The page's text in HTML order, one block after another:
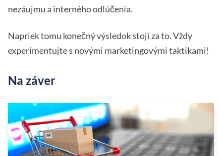
nezáujmu a interného odlúčenia.
Napriek tomu konečný výsledok stojí za to. Vždy
experimentujte s novými marketingovými taktikami!
Na záver